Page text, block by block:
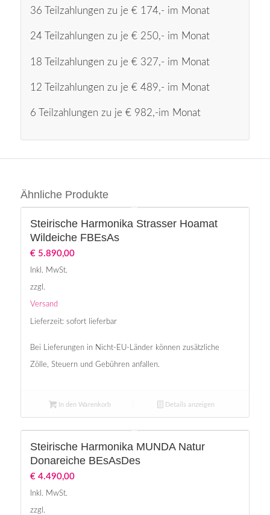
36 Teilzahlungen zu je € 174,- im Monat
24 Teilzahlungen zu je € 250,- im Monat
18 Teilzahlungen zu je € 327,- im Monat
12 Teilzahlungen zu je € 489,- im Monat
6 Teilzahlungen zu je € 982,-im Monat
Ähnliche Produkte
Steirische Harmonika Strasser Hoamat
Wildeiche FBEsAs
€5.890,00
Inkl. MwSt.
zzgl.
Versand
Lieferzeit: sofort lieferbar
Bei Lieferungen in Nicht-EU-Länder können zusätzliche
Zölle, Steuern und Gebühren anfallen.
In den Warenkorb Details anzeigen
Steirische Harmonika MUNDA Natur
Donareiche BEsAsDes
€4.490,00
Inkl. MwSt.
zzgl.